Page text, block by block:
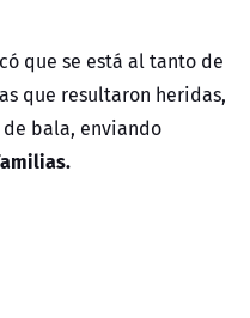
que se está al tanto de
que resultaron heridas,
bala, enviando